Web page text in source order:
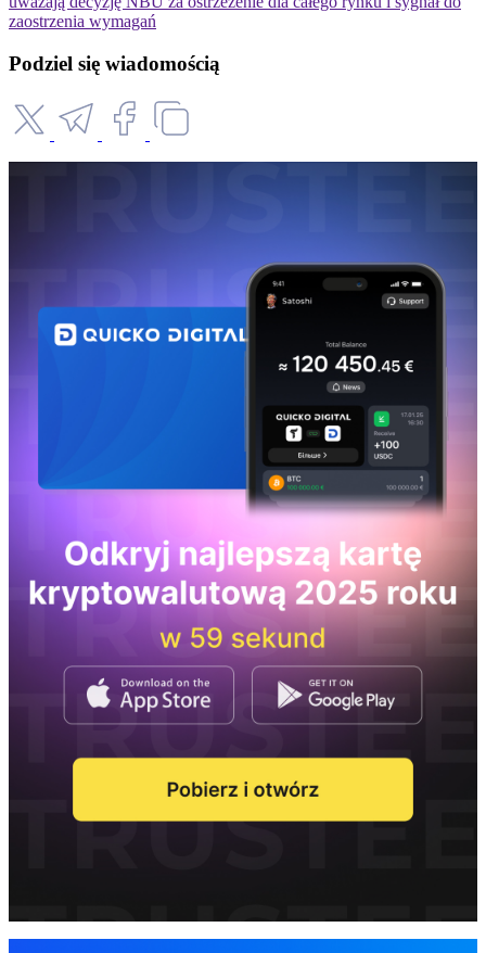
zaostrzenia wymagań
Podziel się wiadomością